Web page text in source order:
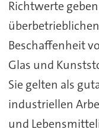
Richtwerte
Beschaffenheit
Glas und
Sie gelten als
industriellen
und